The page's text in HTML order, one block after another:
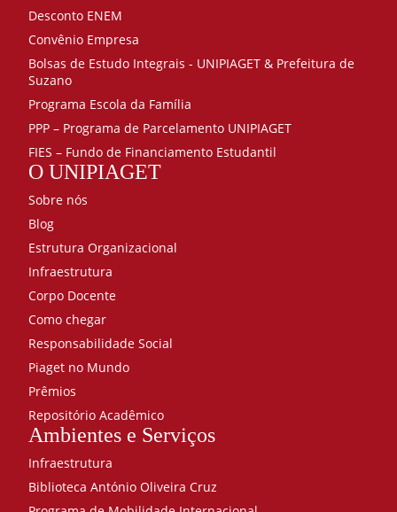
Desconto ENEM
Convênio Empresa
Bolsas de Estudo Integrais - UNIPIAGET & Prefeitura de
Suzano
Programa Escola da Família
PPP – Programa de Parcelamento UNIPIAGET
FIES – Fundo de Financiamento Estudantil
O UNIPIAGET
Sobre nós
Blog
Estrutura Organizacional
Infraestrutura
Corpo Docente
Como chegar
Responsabilidade Social
Piaget no Mundo
Prêmios
Repositório Acadêmico
Ambientes e Serviços
Infraestrutura
Biblioteca António Oliveira Cruz